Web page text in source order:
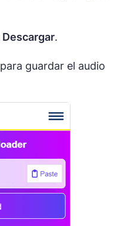
Descargar.
para guardar el audio